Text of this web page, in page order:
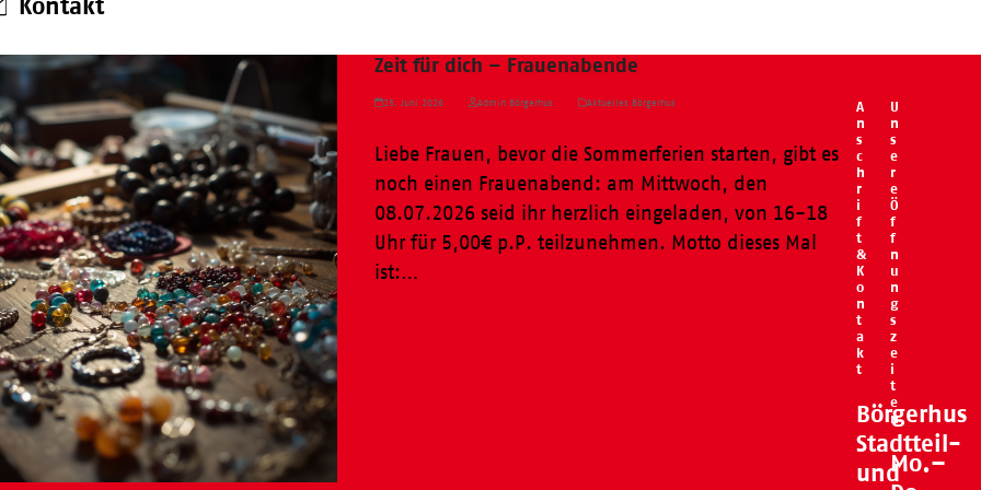
Kontakt
Zeit für dich – Frauenabende
25. Juni 2026 Admin Börgerhus Aktuelles Börgerhus
Liebe Frauen, bevor die Sommerferien starten, gibt es
noch einen Frauenabend: am Mittwoch, den
08.07.2026 seid ihr herzlich eingeladen, von 16-18
Uhr für 5,00€ p.P. teilzunehmen. Motto dieses Mal
ist:…
A
n
s
c
h
r
i
f
t
&
K
o
n
t
a
k
t
Börgerhus
Stadtteil-
und
U
n
s
e
r
e
Ö
f
f
n
u
n
g
s
z
e
i
t
e
n
Mo.–